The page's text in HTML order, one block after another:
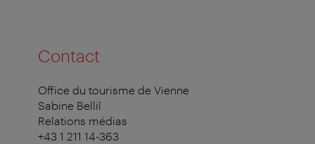
Contact
Office du tourisme de Vienne
Sabine Bellil
Relations médias
+43 1 211 14-363